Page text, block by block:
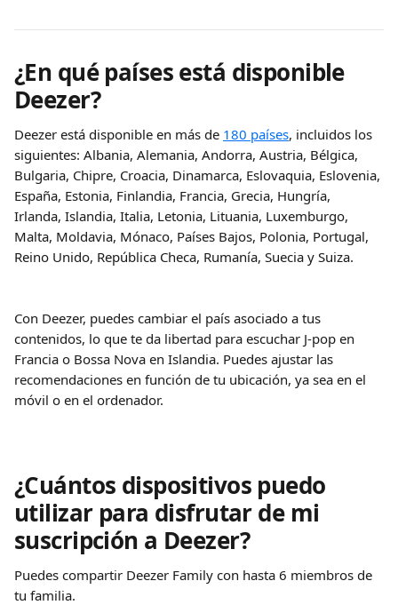
¿En qué países está disponible
Deezer?
Deezer está disponible en más de 180 países, incluidos los
siguientes: Albania, Alemania, Andorra, Austria, Bélgica,
Bulgaria, Chipre, Croacia, Dinamarca, Eslovaquia, Eslovenia,
España, Estonia, Finlandia, Francia, Grecia, Hungría,
Irlanda, Islandia, Italia, Letonia, Lituania, Luxemburgo,
Malta, Moldavia, Mónaco, Países Bajos, Polonia, Portugal,
Reino Unido, República Checa, Rumanía, Suecia y Suiza.
Con Deezer, puedes cambiar el país asociado a tus
contenidos, lo que te da libertad para escuchar J-pop en
Francia o Bossa Nova en Islandia. Puedes ajustar las
recomendaciones en función de tu ubicación, ya sea en el
móvil o en el ordenador.
¿Cuántos dispositivos puedo
utilizar para disfrutar de mi
suscripción a Deezer?
Puedes compartir Deezer Family con hasta 6 miembros de
tu familia.